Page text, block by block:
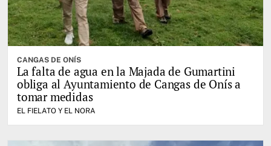
CANGAS DE ONÍS
La falta de agua en la Majada de Gumartini
obliga al Ayuntamiento de Cangas de Onís a
tomar medidas
EL FIELATO Y EL NORA